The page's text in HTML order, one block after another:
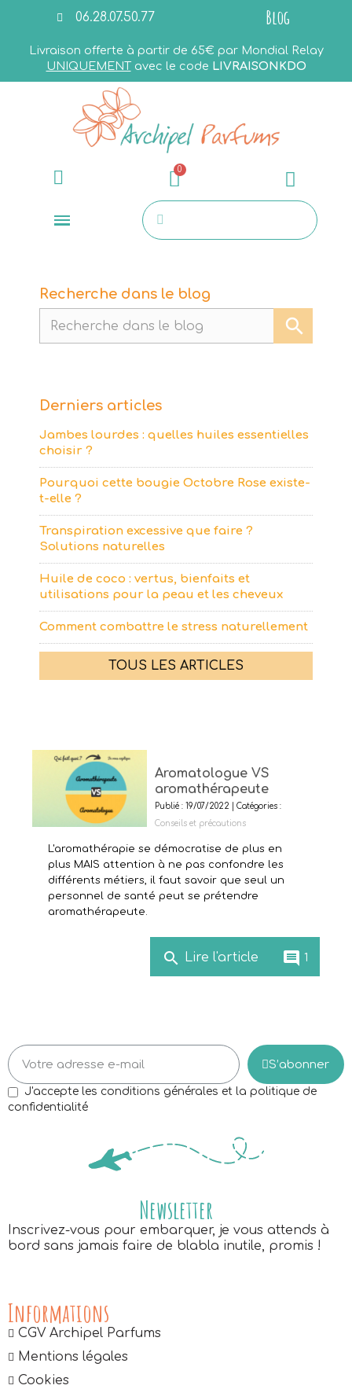
06.28.07.50.77 Blog
Livraison offerte à partir de 65€ par Mondial Relay
UNIQUEMENTavec le code LIVRAISONKDO
Recherche dans le blog
Derniers articles
Jambes lourdes : quelles huiles essentielles
choisir ?
Pourquoi cette bougie Octobre Rose existe-
t-elle ?
Transpiration excessive que faire ?
Solutions naturelles
Huile de coco : vertus, bienfaits et
utilisations pour la peau et les cheveux
Comment combattre le stress naturellement
TOUS LES ARTICLES
Aromatologue VS
aromathérapeute
Publié : 19/07/2022 | Catégories :
Conseils et précautions
L'aromathérapie se démocratise de plus en
plus MAIS attention à ne pas confondre les
différents métiers, il faut savoir que seul un
personnel de santé peut se prétendre
aromathérapeute.
search Lire l'article comment 1
S’abonner
J'accepte les conditions générales et la politique de
confidentialité
Newsletter
Inscrivez-vous pour embarquer, je vous attends à
bord sans jamais faire de blabla inutile, promis !
Informations
CGV Archipel Parfums
Mentions légales
Cookies